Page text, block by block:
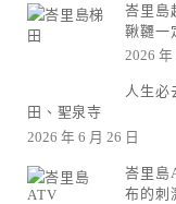
峇里島
鞦韆一
2026 年
人生必
田、聖泉寺
2026 年 6 月 26 日
峇里島
布的刺